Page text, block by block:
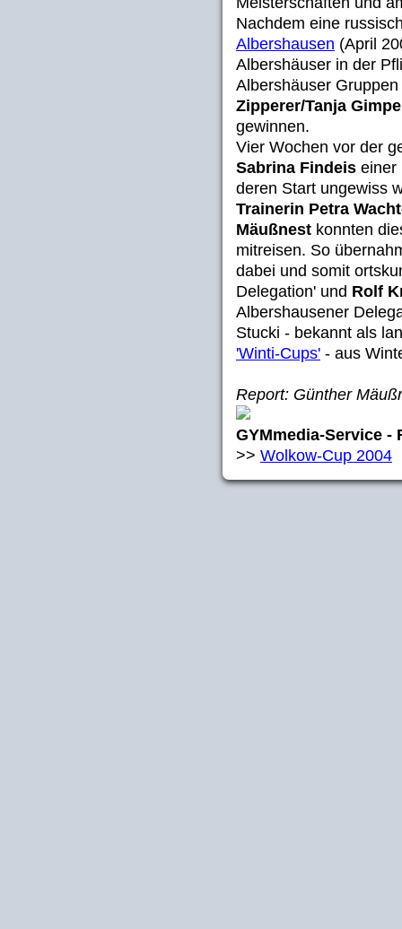
Nachdem eine
Albershausen (April
Albershäuser in der
Albershäuser
Zipperer/Tanja
gewinnen.
Vier Wochen vor der
Sabrina Findeis einer
deren Start ungewiss
Trainerin Petra
Mäußnest konnten
mitreisen. So
dabei und somit
Delegation' und Rolf
Albershausener
Stucki - bekannt als
'Winti-Cups' - aus
Report: Günther
GYMmedia-Service -
>> Wolkow-Cup 2004